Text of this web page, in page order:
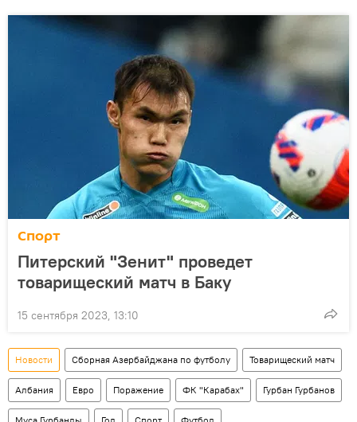
Спорт
Питерский "Зенит" проведет
товарищеский матч в Баку
15 сентября 2023, 13:10
Новости Сборная Азербайджана по футболу Товарищеский матч
Албания Евро Поражение ФК "Карабах" Гурбан Гурбанов